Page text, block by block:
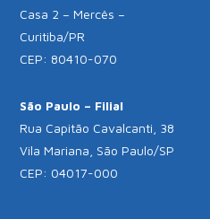
Casa 2 – Mercês –
Curitiba/PR
CEP: 80410-070
São Paulo – Filial
Rua Capitão Cavalcanti, 38
Vila Mariana, São Paulo/SP
CEP: 04017-000